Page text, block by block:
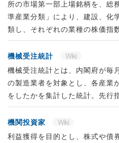
所の市場第一部上場銘柄を、総
準産業分類」により、建設、化
類し、それぞれの業種の株価指
機械受注統計
Wiki
機械受注統計とは、内閣府が毎
の製造業者を対象とし、各産業
をしたかを集計した統計。先行
機関投資家
Wiki
利益獲得を目的とし、株式や債